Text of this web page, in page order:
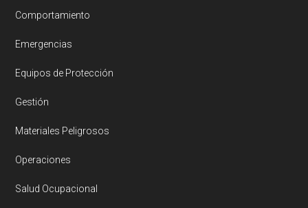
Comportamiento
Emergencias
Equipos de Protección
Gestión
Materiales Peligrosos
Operaciones
Salud Ocupacional